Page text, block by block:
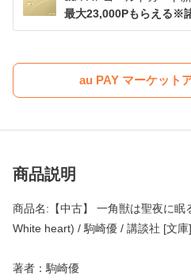
最大23,000Pもらえる※
au PAY マーケット
商品説明
商品名:【中古】 一角獣は聖夜に眠
White heart) / 駒崎優 / 講談社 [文庫
著者：駒崎優